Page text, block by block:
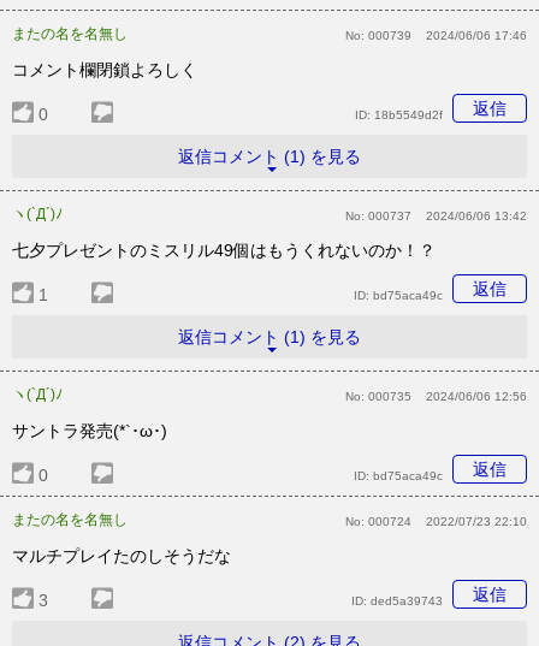
またの名を名無し No: 000739 2024/06/06 17:46
コメント欄閉鎖よろしく
0 返信
ID: 18b5549d2f
返信コメント (1) を見る
ヽ(`Д´)ﾉ No: 000737 2024/06/06 13:42
七夕プレゼントのミスリル49個はもうくれないのか！？
1 返信
ID: bd75aca49c
返信コメント (1) を見る
ヽ(`Д´)ﾉ No: 000735 2024/06/06 12:56
サントラ発売(*`･ω･)ゞ
0 返信
ID: bd75aca49c
またの名を名無し No: 000724 2022/07/23 22:10
マルチプレイたのしそうだな
3 返信
ID: ded5a39743
返信コメント (2) を見る